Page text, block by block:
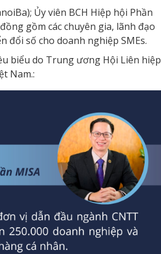
Ủy viên BCH Hiệp hội Phần
gồm các chuyên gia, lãnh đạo
đổi số cho doanh nghiệp SMEs.
biểu do Trung ương Hội Liên hiệp
Nam.: